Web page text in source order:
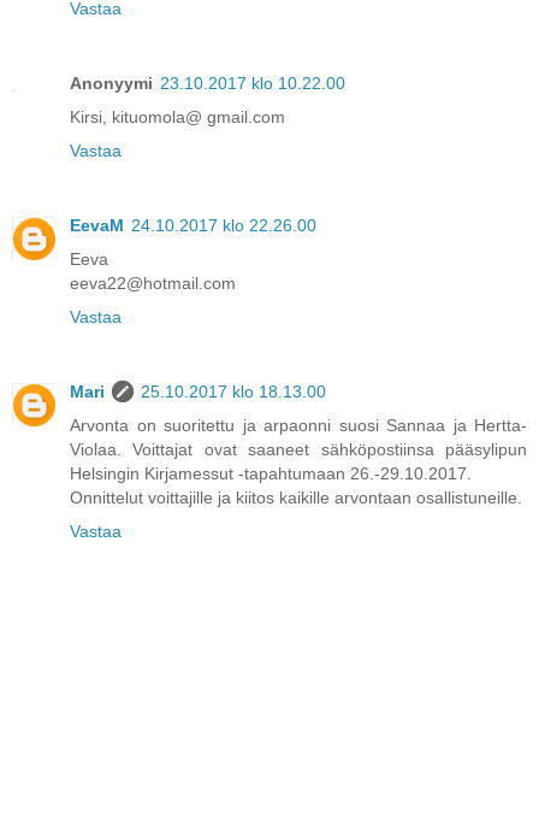
Vastaa
Anonyymi 23.10.2017 klo 10.22.00
Kirsi, kituomola@ gmail.com
Vastaa
EevaM 24.10.2017 klo 22.26.00
Eeva
eeva22@hotmail.com
Vastaa
Mari
25.10.2017 klo 18.13.00
Arvonta on suoritettu ja arpaonni suosi Sannaa ja Hertta-
Violaa. Voittajat ovat saaneet sähköpostiinsa pääsylipun
Helsingin Kirjamessut -tapahtumaan 26.-29.10.2017.
Onnittelut voittajille ja kiitos kaikille arvontaan osallistuneille.
Vastaa